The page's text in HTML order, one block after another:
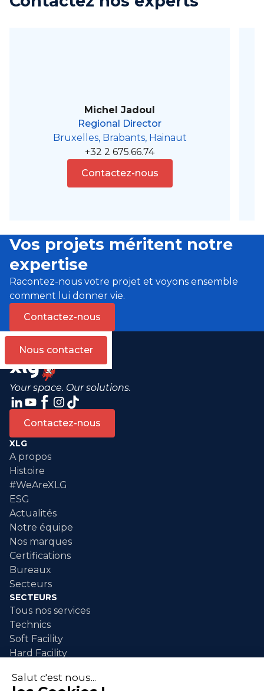
Michel Jadoul
Regional Director
Bruxelles, Brabants, Hainaut
+32 2 675.66.74
Contactez-nous
Vos projets méritent notre
expertise
Racontez-nous votre projet et voyons ensemble
comment lui donner vie.
Contactez-nous
Nous contacter
Your space. Our solutions.
Contactez-nous
XLG
A propos
Histoire
#WeAreXLG
ESG
Actualités
Notre équipe
Nos marques
Certifications
Bureaux
Secteurs
SECTEURS
Tous nos services
Technics
Soft Facility
Hard Facility
Maintenance industrielle